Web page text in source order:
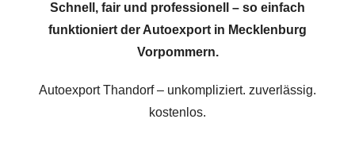
Schnell, fair und professionell – so einfach
funktioniert der Autoexport in Mecklenburg
Vorpommern.
Autoexport Thandorf – unkompliziert. zuverlässig.
kostenlos.